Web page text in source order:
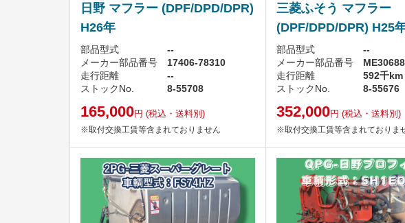
日野 マフラー (DPF/DPD/DPR)
H26年
部品型式
--
メーカー部品番号
17406-78310
走行距離
--
ストックNo.
8-55708
165,000円 (税込・送料別)
※取付交換工賃等含まれておりません
三菱ふそう マフラー
(DPF/DPD/DPR) H25
部品型式
--
メーカー部品番号
走行距離
592千km
ストックNo.
8-55676
352,000円 (税込・送料別)
※取付交換工賃等含まれておりま